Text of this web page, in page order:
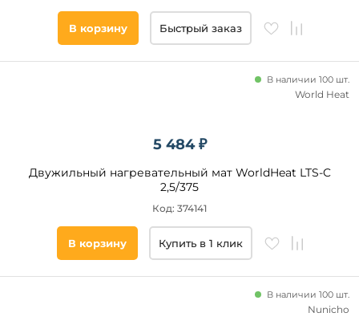
В корзину Быстрый заказ
5 484 ₽
Двужильный нагревательный мат WorldHeat LTS-C
2,5/375
В наличии 100 шт.
Код: 374141
World Heat
В корзину Купить в 1 клик
В наличии 100 шт.
Nunicho